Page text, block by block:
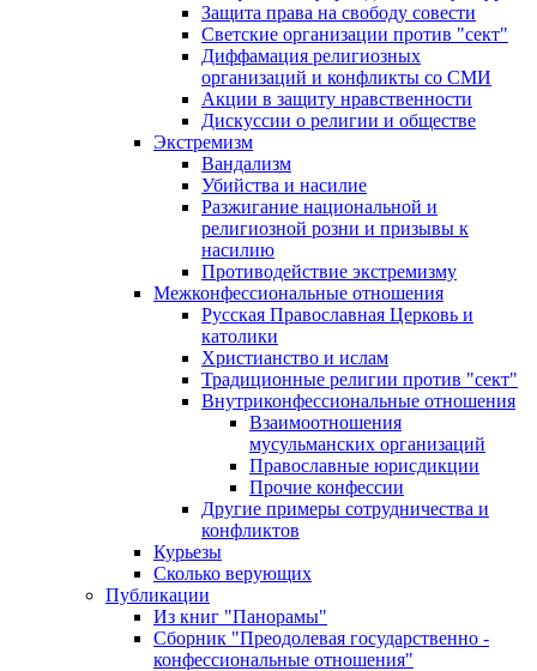
Защита права на свободу совести
Светские организации против "сект"
Диффамация религиозных
организаций и конфликты со СМИ
Акции в защиту нравственности
Дискуссии о религии и обществе
Экстремизм
Вандализм
Убийства и насилие
Разжигание национальной и
религиозной розни и призывы к
насилию
Противодействие экстремизму
Межконфессиональные отношения
Русская Православная Церковь и
католики
Христианство и ислам
Традиционные религии против "сект"
Внутриконфессиональные отношения
Взаимоотношения
мусульманских организаций
Православные юрисдикции
Прочие конфессии
Другие примеры сотрудничества и
конфликтов
Курьезы
Сколько верующих
Публикации
Из книг "Панорамы"
Сборник "Преодолевая государственно -
конфессиональные отношения"